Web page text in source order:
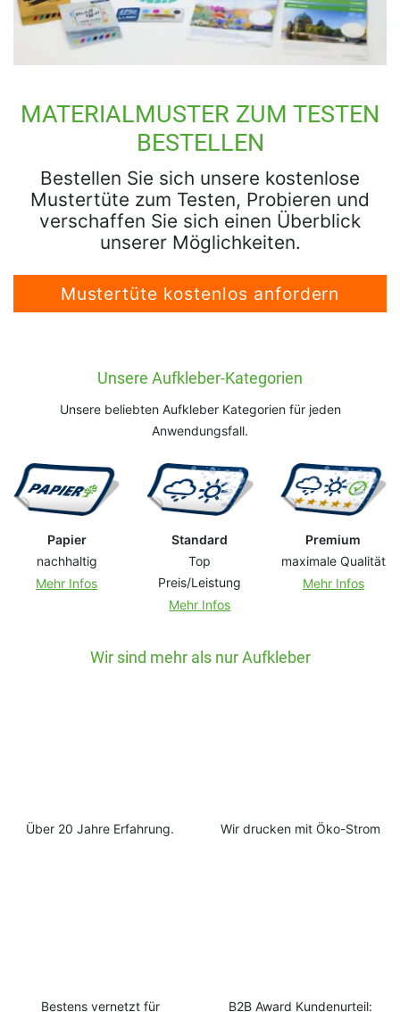
MATERIALMUSTER ZUM TESTEN
BESTELLEN
Bestellen Sie sich unsere kostenlose
Mustertüte zum Testen, Probieren und
verschaffen Sie sich einen Überblick
unserer Möglichkeiten.
Mustertüte kostenlos anfordern
Unsere Aufkleber-Kategorien
Unsere beliebten Aufkleber Kategorien für jeden
Anwendungsfall.
Papier
nachhaltig
Mehr Infos
Standard
Top
Preis/Leistung
Mehr Infos
Premium
maximale Qualität
Mehr Infos
Wir sind mehr als nur Aufkleber
Über 20 Jahre Erfahrung. Wir drucken mit Öko-Strom
Bestens vernetzt für
B2B Award Kundenurteil: